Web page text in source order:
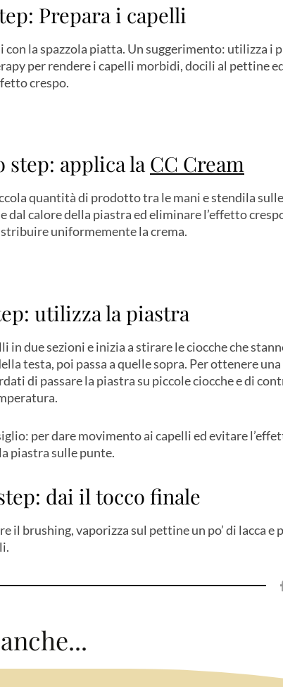
Prepara i capelli
con la spazzola piatta. Un suggerimento: utilizza i
per rendere i capelli morbidi, docili al pettine
crespo.
step: applica la CC Cream
quantità di prodotto tra le mani e stendila
dal calore della piastra ed eliminare l’effetto
uniformemente la crema.
utilizza la piastra
in due sezioni e inizia a stirare le ciocche che
testa, poi passa a quelle sopra. Per ottenere
di passare la piastra su piccole ciocche e di
per dare movimento ai capelli ed evitare
piastra sulle punte.
dai il tocco finale
il brushing, vaporizza sul pettine un po’ di lacca e